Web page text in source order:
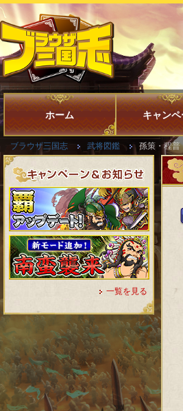
ホーム キャンペ
ブラウザ三国志 武将図鑑 孫策・程普
一覧を見る